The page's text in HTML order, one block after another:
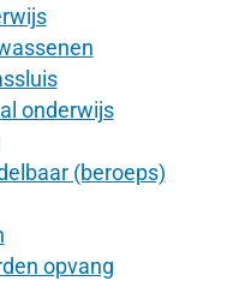
onderwijs
(beroeps)
opvang